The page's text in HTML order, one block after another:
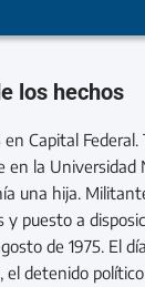
los hechos
Capital
la Universidad
una hija.
y puesto a
de 1975. El
el detenido